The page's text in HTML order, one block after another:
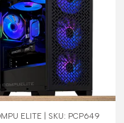
ELITE | SKU: PCP649